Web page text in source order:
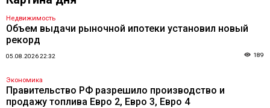
Недвижимость
Объем выдачи рыночной ипотеки установил новый
рекорд
05.08.2026 22:32 189
Экономика
Правительство РФ разрешило производство и
продажу топлива Евро 2, Евро 3, Евро 4